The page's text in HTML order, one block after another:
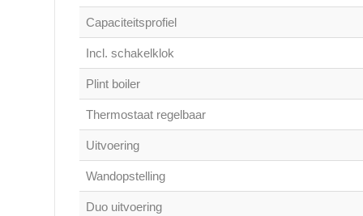
Capaciteitsprofiel
Incl. schakelklok
Plint boiler
Thermostaat regelbaar
Uitvoering
Wandopstelling
Duo uitvoering